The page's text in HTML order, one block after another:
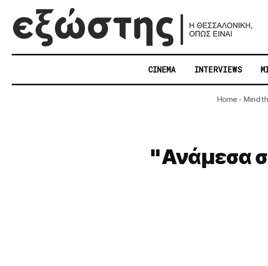
CINEMA INTERVIEWS
Home Mind
"Ανάμεσα